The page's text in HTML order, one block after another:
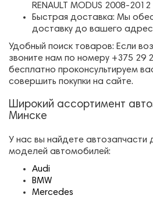
RENAULT MODUS 2008-
Быстрая доставка: Мы
доставку до вашего
Удобный поиск товаров: Если
звоните нам по номеру +375 29
бесплатно проконсультируем
совершить покупки на сайте.
Широкий ассортимент
Минске
У нас вы найдете
моделей автомобилей:
Audi
BMW
Mercedes